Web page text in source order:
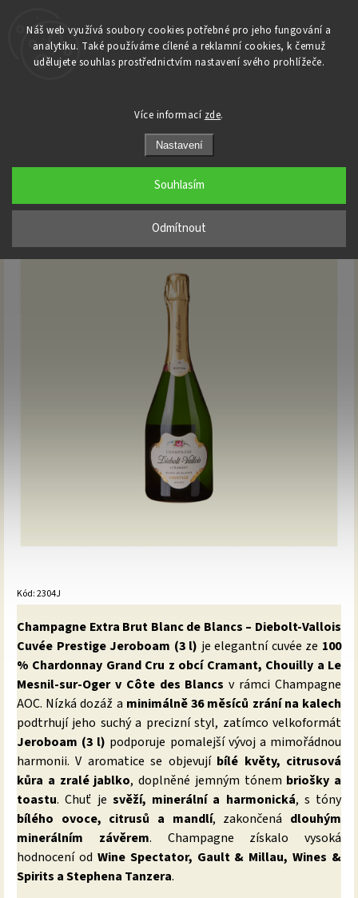
Náš web využívá soubory cookies potřebné pro jeho fungování a
analytiku. Také používáme cílené a reklamní cookies, k čemuž
udělujete souhlas prostřednictvím nastavení svého prohlížeče.
Více informací zde.
Nastavení
Odmítnout
Souhlasím
Domů / Champagne / Diebolt Vallois/
Diebolt-Vallois - Prestige Grand Cru
- Blanc de Blancs - Extra Brut 3l
Kód:2304J
Champagne Extra Brut Blanc de Blancs – Diebolt-Vallois
Cuvée Prestige Jeroboam (3 l) je elegantní cuvée ze 100
% Chardonnay Grand Cru z obcí Cramant, Chouilly a Le
Mesnil-sur-Oger v Côte des Blancs v rámci Champagne
AOC. Nízká dozáž a minimálně 36 měsíců zrání na kalech
podtrhují jeho suchý a precizní styl, zatímco velkoformát
Jeroboam (3 l) podporuje pomalejší vývoj a mimořádnou
harmonii. V aromatice se objevují bílé květy, citrusová
kůra a zralé jablko, doplněné jemným tónem briošky a
toastu. Chuť je svěží, minerální a harmonická, s tóny
bílého ovoce, citrusů a mandlí, zakončená dlouhým
minerálním závěrem. Champagne získalo vysoká
hodnocení od Wine Spectator, Gault & Millau, Wines &
Spirits a Stephena Tanzera.